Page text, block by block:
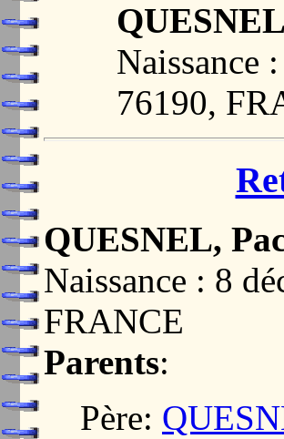
76190,
QUESNEL,
Naissance : 8
FRANCE
Parents:
Père: